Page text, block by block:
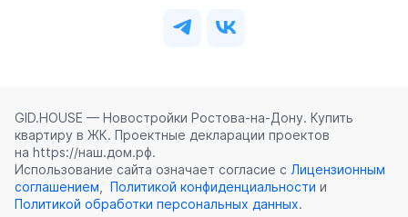
GID.HOUSE — Новостройки Ростова‑на‑Дону. Купить
квартиру в ЖК. Проектные декларации проектов
на https://наш.дом.рф.
Использование сайта означает согласие с Лицензионным
соглашением
Политикой конфиденциальности и
Политикой обработки персональных данных.